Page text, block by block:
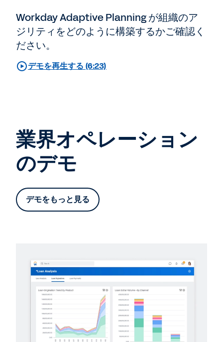
Workday Adaptive Planning が組織のア
ジリティをどのように構築するかご確認く
ださい。
デモを再生する (6:23)
業界オペレーション
のデモ
デモをもっと見る